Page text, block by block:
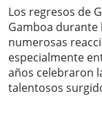
Los regresos de
Gamboa durante
numerosas
especialmente
años celebraron
talentosos